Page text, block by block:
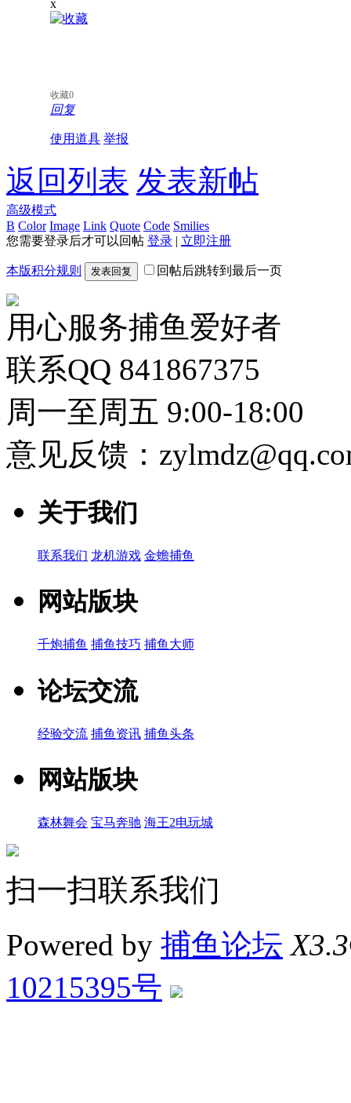
x
收藏0
回复
使用道具 举报
返回列表 发表新帖
高级模式
B Color Image Link Quote Code Smilies
您需要登录后才可以回帖 登录 | 立即注册
本版积分规则 发表回复 回帖后跳转到最后一页
用心服务捕鱼爱好者
联系QQ 841867375
周一至周五 9:00-18:00
意见反馈：
关于我们
联系我们 龙机游戏 金蟾捕鱼
网站版块
千炮捕鱼 捕鱼技巧 捕鱼大师
论坛交流
经验交流 捕鱼资讯 捕鱼头条
网站版块
森林舞会 宝马奔驰 海王2电玩城
扫一扫联系我们
Powered by 捕鱼论坛 X3.3
10215395号